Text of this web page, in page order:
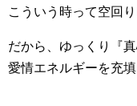
こういう時って空回
だから、ゆっくり『
愛情エネルギーを充